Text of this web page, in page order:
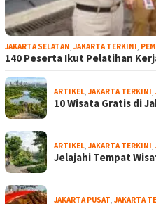
JAKARTA SELATAN JAKARTA TERKINI
140 Peserta Ikut Pelatihan
ARTIKEL JAKARTA TERKINI
10 Wisata Gratis di
ARTIKEL JAKARTA TERKINI
Jelajahi Tempat
JAKARTA PUSAT JAKARTA